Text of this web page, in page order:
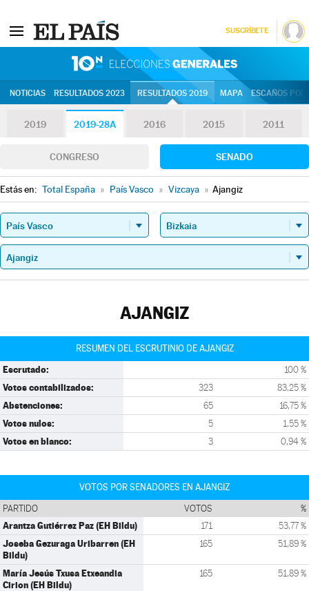
SUSCRÍBETE
NOTICIAS RESULTADOS 2023 RESULTADOS 2019 MAPA ESCAÑOS
2019 2019-28A 2016 2015 2011
CONGRESO SENADO
Estás en: Total España » País Vasco » Vizcaya » Ajangiz
AJANGIZ
RESUMEN DEL ESCRUTINIO DE AJANGIZ
Escrutado: 100 %
Votos contabilizados: 323 83,25 %
Abstenciones: 65 16,75 %
Votos nulos: 5 1,55 %
Votos en blanco: 3 0,94 %
VOTOS POR SENADORES EN AJANGIZ
PARTIDO VOTOS %
Arantza Gutiérrez Paz (EH Bildu) 171 53,77 %
Joseba Gezuraga Uribarren (EH
Bildu)
165 51,89 %
María Jesús Txusa Etxeandia
Cirion (EH Bildu)
165 51,89 %